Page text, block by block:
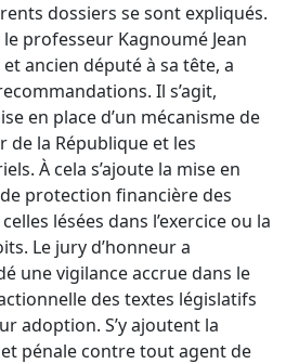
dossiers se sont expliqués.
le professeur Kagnoumé Jean
ancien député à sa tête, a
Il s’agit,
en place d’un mécanisme de
de la République et les
À cela s’ajoute la mise en
protection financière des
lésées dans l’exercice ou la
Le jury d’honneur a
une vigilance accrue dans le
des textes législatifs
adoption. S’y ajoutent la
pénale contre tout agent de